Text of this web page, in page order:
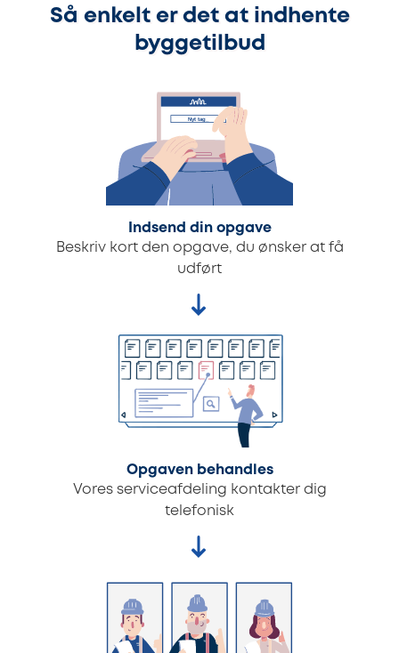
Så enkelt er det at indhente
byggetilbud
Indsend din opgave
Beskriv kort den opgave, du ønsker at få
udført
Opgaven behandles
Vores serviceafdeling kontakter dig
telefonisk